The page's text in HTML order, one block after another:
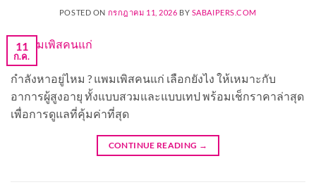
POSTED ON กรกฎาคม 11, 2026 BY SABAIPERS.COM
11
ก.ค.
กำลังหาอยู่ไหม ? แพมเพิสคนแก่ เลือกยังไง ให้เหมาะกับ
อาการผู้สูงอายุ ทั้งแบบสวมและแบบเทป พร้อมเช็กราคาล่าสุด
เพื่อการดูแลที่คุ้มค่าที่สุด
CONTINUE READING →